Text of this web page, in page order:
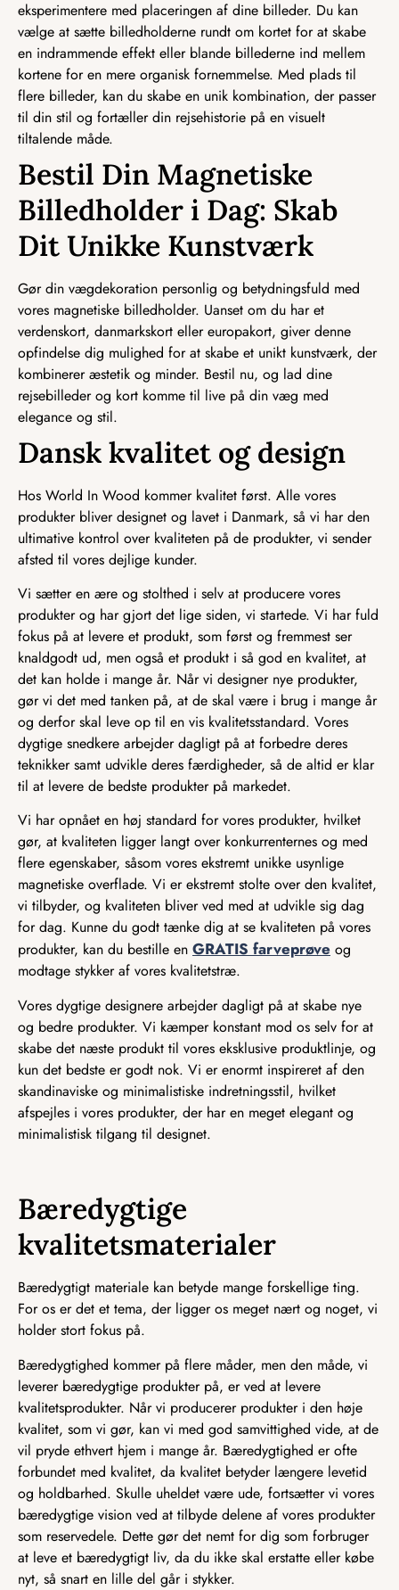
eksperimentere med placeringen af dine billeder. Du kan
vælge at sætte billedholderne rundt om kortet for at skabe
en indrammende effekt eller blande billederne ind mellem
kortene for en mere organisk fornemmelse. Med plads til
flere billeder, kan du skabe en unik kombination, der passer
til din stil og fortæller din rejsehistorie på en visuelt
tiltalende måde.
Bestil Din Magnetiske
Billedholder i Dag: Skab
Dit Unikke Kunstværk
Gør din vægdekoration personlig og betydningsfuld med
vores magnetiske billedholder. Uanset om du har et
verdenskort, danmarkskort eller europakort, giver denne
opfindelse dig mulighed for at skabe et unikt kunstværk, der
kombinerer æstetik og minder. Bestil nu, og lad dine
rejsebilleder og kort komme til live på din væg med
elegance og stil.
Dansk kvalitet og design
Hos World In Wood kommer kvalitet først. Alle vores
produkter bliver designet og lavet i Danmark, så vi har den
ultimative kontrol over kvaliteten på de produkter, vi sender
afsted til vores dejlige kunder.
Vi sætter en ære og stolthed i selv at producere vores
produkter og har gjort det lige siden, vi startede. Vi har fuld
fokus på at levere et produkt, som først og fremmest ser
knaldgodt ud, men også et produkt i så god en kvalitet, at
det kan holde i mange år. Når vi designer nye produkter,
gør vi det med tanken på, at de skal være i brug i mange år
og derfor skal leve op til en vis kvalitetsstandard. Vores
dygtige snedkere arbejder dagligt på at forbedre deres
teknikker samt udvikle deres færdigheder, så de altid er klar
til at levere de bedste produkter på markedet.
Vi har opnået en høj standard for vores produkter, hvilket
gør, at kvaliteten ligger langt over konkurrenternes og med
flere egenskaber, såsom vores ekstremt unikke usynlige
magnetiske overflade. Vi er ekstremt stolte over den kvalitet,
vi tilbyder, og kvaliteten bliver ved med at udvikle sig dag
for dag. Kunne du godt tænke dig at se kvaliteten på vores
produkter, kan du bestille en GRATIS farveprøve og
modtage stykker af vores kvalitetstræ.
Vores dygtige designere arbejder dagligt på at skabe nye
og bedre produkter. Vi kæmper konstant mod os selv for at
skabe det næste produkt til vores eksklusive produktlinje, og
kun det bedste er godt nok. Vi er enormt inspireret af den
skandinaviske og minimalistiske indretningsstil, hvilket
afspejles i vores produkter, der har en meget elegant og
minimalistisk tilgang til designet.
Bæredygtige
kvalitetsmaterialer
Bæredygtigt materiale kan betyde mange forskellige ting.
For os er det et tema, der ligger os meget nært og noget, vi
holder stort fokus på.
Bæredygtighed kommer på flere måder, men den måde, vi
leverer bæredygtige produkter på, er ved at levere
kvalitetsprodukter. Når vi producerer produkter i den høje
kvalitet, som vi gør, kan vi med god samvittighed vide, at de
vil pryde ethvert hjem i mange år. Bæredygtighed er ofte
forbundet med kvalitet, da kvalitet betyder længere levetid
og holdbarhed. Skulle uheldet være ude, fortsætter vi vores
bæredygtige vision ved at tilbyde delene af vores produkter
som reservedele. Dette gør det nemt for dig som forbruger
at leve et bæredygtigt liv, da du ikke skal erstatte eller købe
nyt, så snart en lille del går i stykker.